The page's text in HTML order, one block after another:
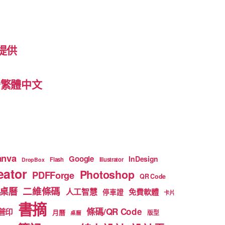
供
體中文
DropBox Flash Google Illustrator InDesign
PDFForge Photoshop QR Code
曆 二維條碼 人工智慧 停車證 免費軟體 卡片
印 書摘 月曆 桌曆 條碼/QR Code 版型